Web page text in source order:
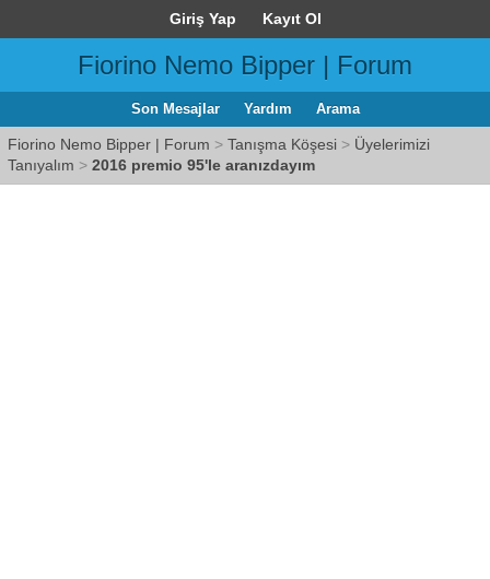
Giriş Yap Kayıt Ol
Fiorino Nemo Bipper | Forum
Son Mesajlar Yardım Arama
Fiorino Nemo Bipper | Forum > Tanışma Köşesi > Üyelerimizi
Tanıyalım > 2016 premio 95'le aranızdayım